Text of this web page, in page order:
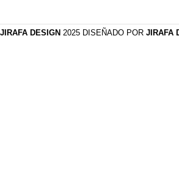
JIRAFA DESIGN 2025 DISEÑADO POR JIRAFA